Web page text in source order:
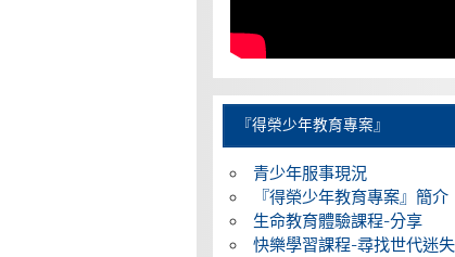
『得榮少年教育專案』
青少年服事現況
『得榮少年教育專案』簡介
生命教育體驗課程-分享
快樂學習課程-尋找世代迷